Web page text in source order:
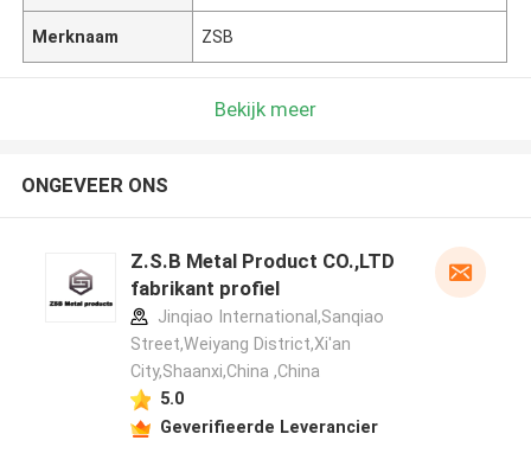
Merknaam ZSB
Bekijk meer
ONGEVEER ONS
Z.S.B Metal Product CO.,LTD
fabrikant profiel
Jinqiao International,Sanqiao
Street,Weiyang District,Xi'an
City,Shaanxi,China ,China
5.0
Geverifieerde Leverancier